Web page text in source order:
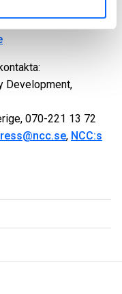
Development,
070-221 13 72
, NCC:s